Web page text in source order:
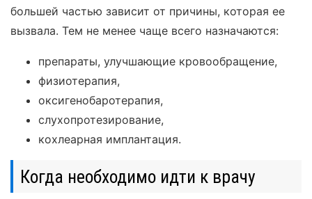
большей частью зависит от причины, которая ее
вызвала. Тем не менее чаще всего назначаются:
препараты, улучшающие кровообращение,
физиотерапия,
оксигенобаротерапия,
слухопротезирование,
кохлеарная имплантация.
Когда необходимо идти к врачу